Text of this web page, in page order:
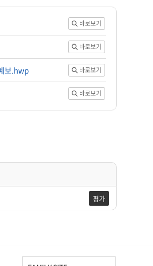
바로보기
바로보기
보.hwp 바로보기
바로보기
평가